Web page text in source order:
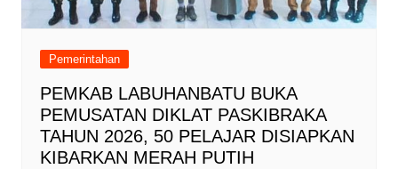
Pemerintahan
PEMKAB LABUHANBATU BUKA
PEMUSATAN DIKLAT PASKIBRAKA
TAHUN 2026, 50 PELAJAR DISIAPKAN
KIBARKAN MERAH PUTIH